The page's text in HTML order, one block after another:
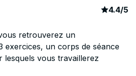
article
4.4/514
retrouverez un
exercices, un corps de séance
lesquels vous travaillerez